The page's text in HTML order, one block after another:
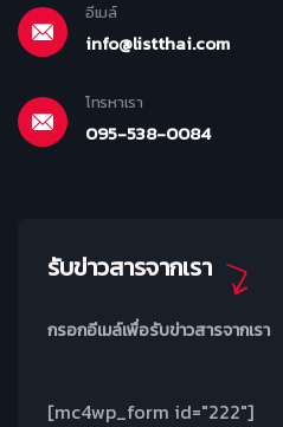
อีเมล์
info@listthai.com
โทรหาเรา
095-538-0084
รับข่าวสารจากเรา
กรอกอีเมล์เพื่อรับข่าวสารจากเรา
[mc4wp_form id="222"]